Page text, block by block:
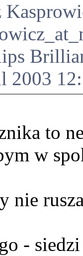
2003
to
w
nie
-